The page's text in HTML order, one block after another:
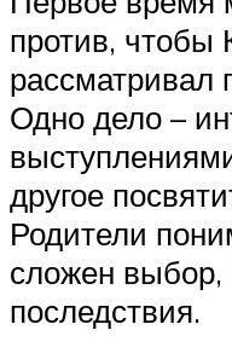
против, чтобы
рассматривал
Одно дело –
другое
Родители
сложен выбор,
последствия.